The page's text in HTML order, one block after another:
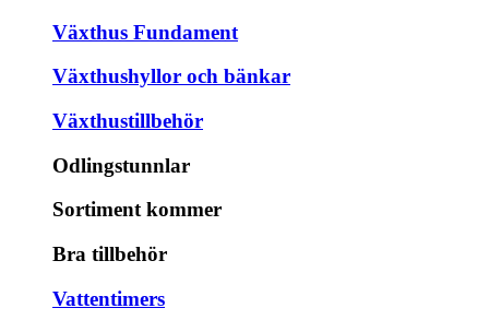
Växthus Fundament
Växthushyllor och bänkar
Växthustillbehör
Odlingstunnlar
Sortiment kommer
Bra tillbehör
Vattentimers